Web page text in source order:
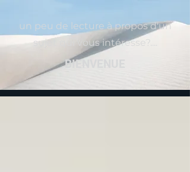
un peu de lecture à propos d'un
sujet qui vous intéresse?....
BIENVENUE